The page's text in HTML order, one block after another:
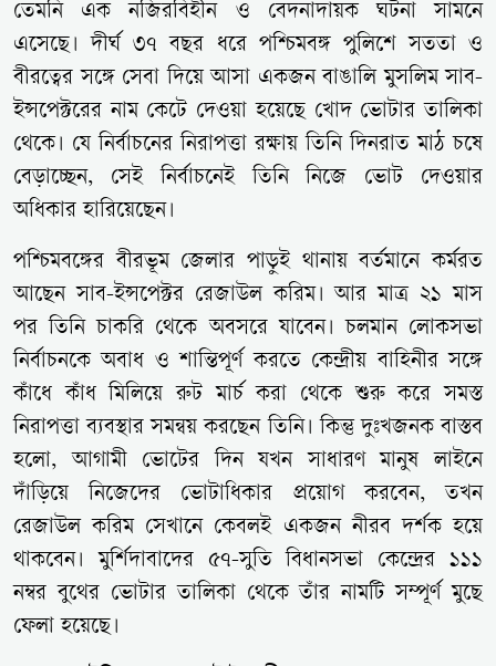
তেমনি এক নজিরবিহীন ও বেদনাদায়ক ঘটনা সামনে
এসেছে। দীর্ঘ ৩৭ বছর ধরে পশ্চিমবঙ্গ পুলিশে সততা ও
বীরত্বের সঙ্গে সেবা দিয়ে আসা একজন বাঙালি মুসলিম সাব-
ইন্সপেক্টরের নাম কেটে দেওয়া হয়েছে খোদ ভোটার তালিকা
থেকে। যে নির্বাচনের নিরাপত্তা রক্ষায় তিনি দিনরাত মাঠ চষে
বেড়াচ্ছেন, সেই নির্বাচনেই তিনি নিজে ভোট দেওয়ার
অধিকার হারিয়েছেন।
পশ্চিমবঙ্গের বীরভূম জেলার পাড়ুই থানায় বর্তমানে কর্মরত
আছেন সাব-ইন্সপেক্টর রেজাউল করিম। আর মাত্র ২১ মাস
পর তিনি চাকরি থেকে অবসরে যাবেন। চলমান লোকসভা
নির্বাচনকে অবাধ ও শান্তিপূর্ণ করতে কেন্দ্রীয় বাহিনীর সঙ্গে
কাঁধে কাঁধ মিলিয়ে রুট মার্চ করা থেকে শুরু করে সমস্ত
নিরাপত্তা ব্যবস্থার সমন্বয় করছেন তিনি। কিন্তু দুঃখজনক বাস্তব
হলো, আগামী ভোটের দিন যখন সাধারণ মানুষ লাইনে
দাঁড়িয়ে নিজেদের ভোটাধিকার প্রয়োগ করবেন, তখন
রেজাউল করিম সেখানে কেবলই একজন নীরব দর্শক হয়ে
থাকবেন। মুর্শিদাবাদের ৫৭-সুতি বিধানসভা কেন্দ্রের ১১১
নম্বর বুথের ভোটার তালিকা থেকে তাঁর নামটি সম্পূর্ণ মুছে
ফেলা হয়েছে।